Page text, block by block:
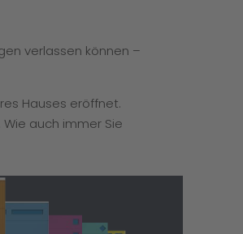
verlassen können –
Hauses eröffnet.
auch immer Sie